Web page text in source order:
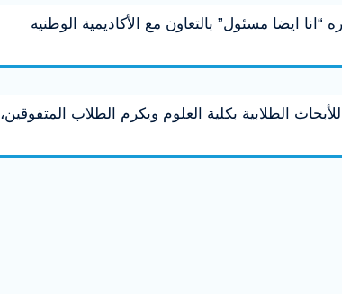
ايضا مسئول” بالتعاون مع الأكاديمية الوطنيه
الطلابية بكلية العلوم ويكرم الطلاب المتفوقين،